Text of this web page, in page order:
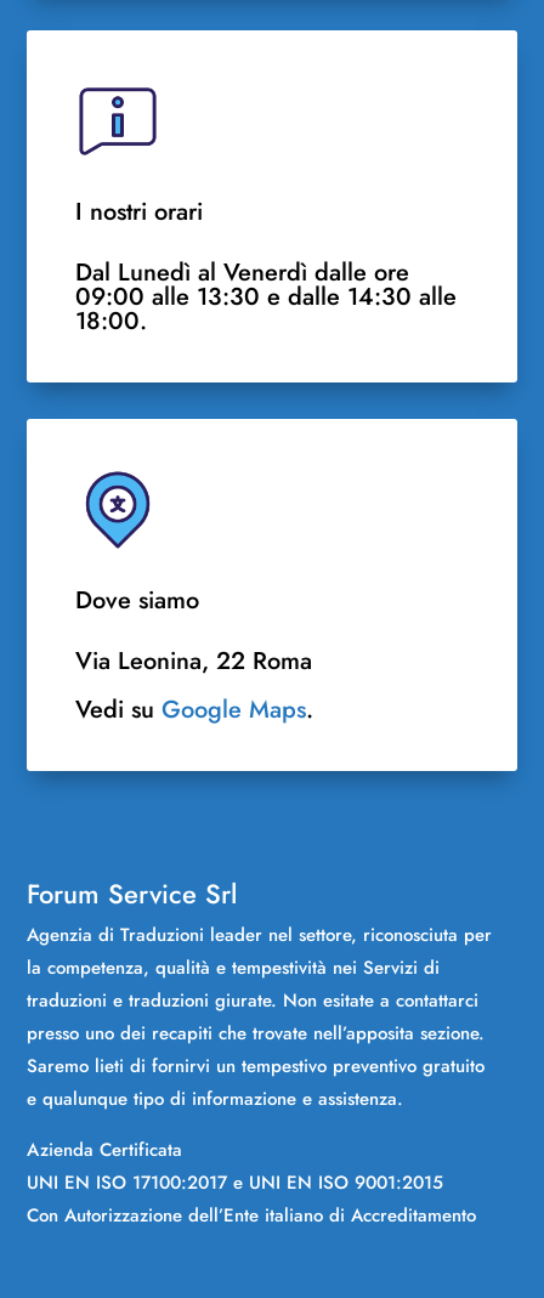
I nostri orari
Dal Lunedì al Venerdì dalle ore
09:00 alle 13:30 e dalle 14:30 alle
18:00.
Dove siamo
Via Leonina, 22 Roma
Vedi suGoogle Maps.
Forum Service Srl
Agenzia di Traduzioni leader nel settore, riconosciuta per
la competenza, qualità e tempestività nei Servizi di
traduzioni e traduzioni giurate. Non esitate a contattarci
presso uno dei recapiti che trovate nell’apposita sezione.
Saremo lieti di fornirvi un tempestivo preventivo gratuito
e qualunque tipo di informazione e assistenza.
Azienda Certificata
UNI EN ISO 17100:2017 e UNI EN ISO 9001:2015
Con Autorizzazione dell’Ente italiano di Accreditamento